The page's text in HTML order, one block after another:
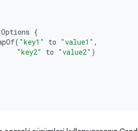
{
( "key1" to "value1" ,
"key2"
to "value2" )